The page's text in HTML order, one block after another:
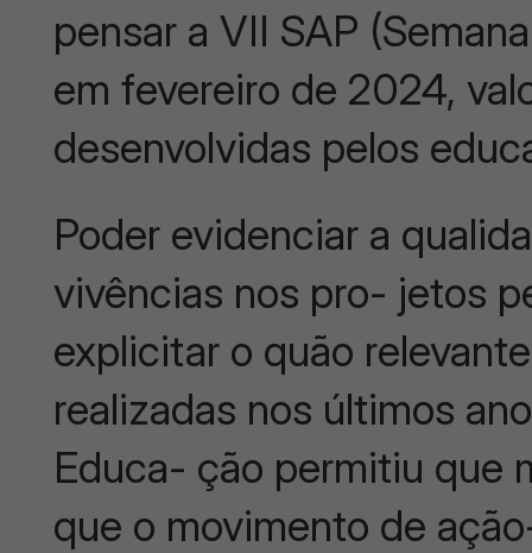
pensar a VII SAP
em fevereiro de 2024,
desenvolvidas pelos
Poder evidenciar a
vivências nos pro- jetos
explicitar o quão
realizadas nos últimos
Educa- ção permitiu que
que o movimento de